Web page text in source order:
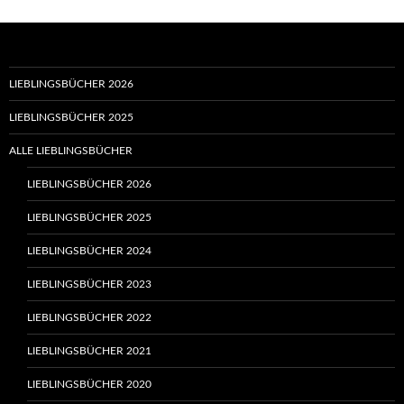
LIEBLINGSBÜCHER 2026
LIEBLINGSBÜCHER 2025
ALLE LIEBLINGSBÜCHER
LIEBLINGSBÜCHER 2026
LIEBLINGSBÜCHER 2025
LIEBLINGSBÜCHER 2024
LIEBLINGSBÜCHER 2023
LIEBLINGSBÜCHER 2022
LIEBLINGSBÜCHER 2021
LIEBLINGSBÜCHER 2020